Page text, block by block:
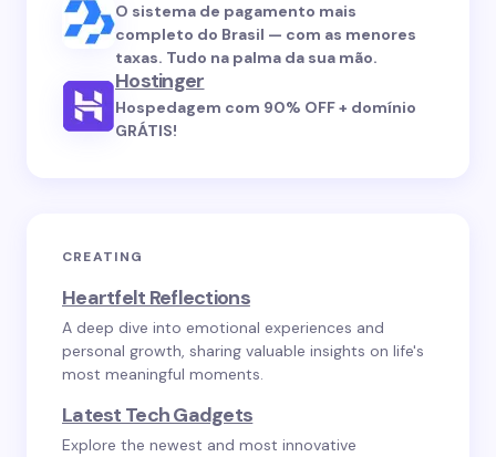
O sistema de pagamento mais
completo do Brasil — com as menores
taxas. Tudo na palma da sua mão.
Hostinger
Hospedagem com 90% OFF + domínio
GRÁTIS!
CREATING
Heartfelt Reflections
A deep dive into emotional experiences and
personal growth, sharing valuable insights on life's
most meaningful moments.
Latest Tech Gadgets
Explore the newest and most innovative